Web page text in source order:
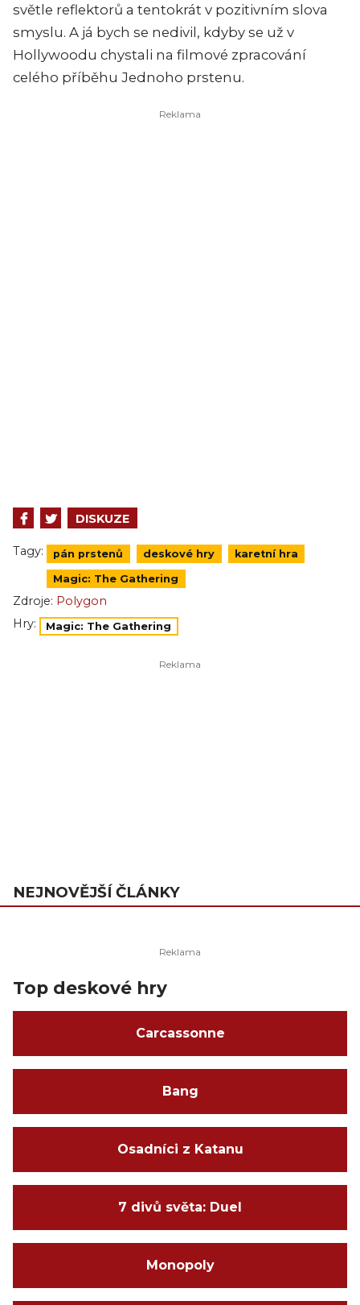
světle reflektorů a tentokrát v pozitivním slova
smyslu. A já bych se nedivil, kdyby se už v
Hollywoodu chystali na filmové zpracování
celého příběhu Jednoho prstenu.
DISKUZE
Tagy: pán prstenů deskové hry karetní hra
Magic: The Gathering
Zdroje: Polygon
Hry:
Magic: The Gathering
NEJNOVĚJŠÍ ČLÁNKY
Top deskové hry
Carcassonne
Bang
Osadníci z Katanu
7 divů světa: Duel
Monopoly